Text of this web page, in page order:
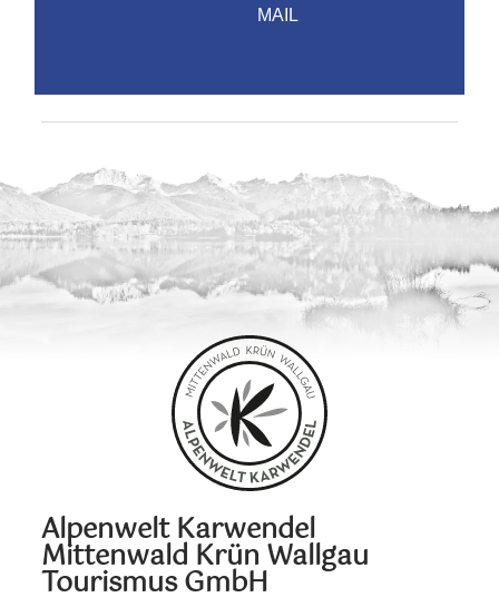
MAIL
Alpenwelt Karwendel
Mittenwald Krün Wallgau
Tourismus GmbH